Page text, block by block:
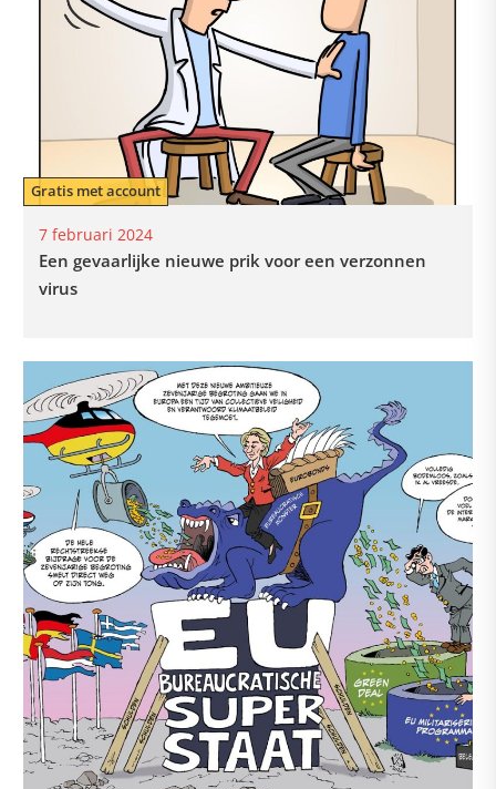
7 februari 2024
Gratis met account
Een gevaarlijke nieuwe prik voor een verzonnen
virus